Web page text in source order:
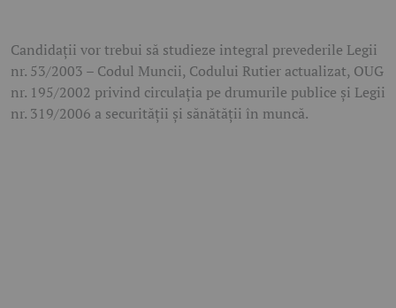
Candidații vor trebui să studieze integral prevederile Legii
nr. 53/2003 – Codul Muncii, Codului Rutier actualizat, OUG
nr. 195/2002 privind circulația pe drumurile publice și Legii
nr. 319/2006 a securității și sănătății în muncă.